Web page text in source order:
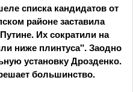
списка кандидатов от
районе заставила
Их сократили на
ниже плинтуса". Заодно
установку Дрозденко.
большинство.